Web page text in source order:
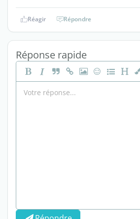
Réagir Répondre
Réponse rapide